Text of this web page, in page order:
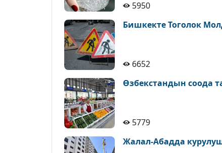
5950
Бишкекте Тоголок
6652
Өзбекстандын соода
5779
Жалал-Абадда